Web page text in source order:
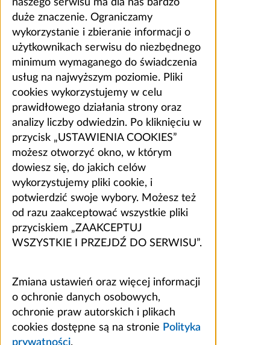
duże znaczenie. Ograniczamy
wykorzystanie i zbieranie informacji o
użytkownikach serwisu do niezbędnego
minimum wymaganego do świadczenia
usług na najwyższym poziomie. Pliki
cookies wykorzystujemy w celu
prawidłowego działania strony oraz
analizy liczby odwiedzin. Po kliknięciu w
przycisk „USTAWIENIA COOKIES”
możesz otworzyć okno, w którym
dowiesz się, do jakich celów
wykorzystujemy pliki cookie, i
potwierdzić swoje wybory. Możesz też
od razu zaakceptować wszystkie pliki
przyciskiem „ZAAKCEPTUJ
WSZYSTKIE I PRZEJDŹ DO SERWISU”.
Zmiana ustawień oraz więcej informacji
o ochronie danych osobowych,
ochronie praw autorskich i plikach
cookies dostępne są na stronie Polityka
prywatności.